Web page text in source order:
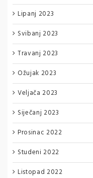
Lipanj 2023
Svibanj 2023
Travanj 2023
Ožujak 2023
Veljača 2023
Siječanj 2023
Prosinac 2022
Studeni 2022
Listopad 2022